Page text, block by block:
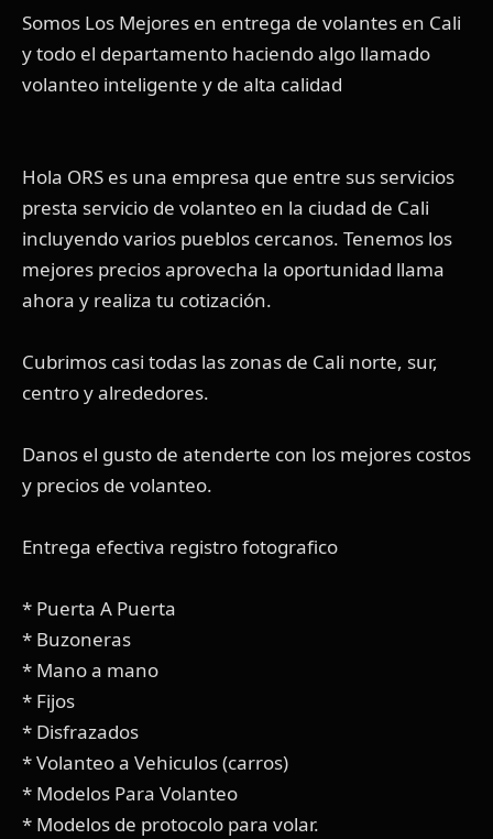
Somos Los Mejores en entrega de volantes en Cali
y todo el departamento haciendo algo llamado
volanteo inteligente y de alta calidad
Hola ORS es una empresa que entre sus servicios
presta servicio de volanteo en la ciudad de Cali
incluyendo varios pueblos cercanos. Tenemos los
mejores precios aprovecha la oportunidad llama
ahora y realiza tu cotización.
Cubrimos casi todas las zonas de Cali norte, sur,
centro y alrededores.
Danos el gusto de atenderte con los mejores costos
y precios de volanteo.
Entrega efectiva registro fotografico
* Puerta A Puerta
* Buzoneras
* Mano a mano
* Fijos
* Disfrazados
* Volanteo a Vehiculos (carros)
* Modelos Para Volanteo
* Modelos de protocolo para volar.